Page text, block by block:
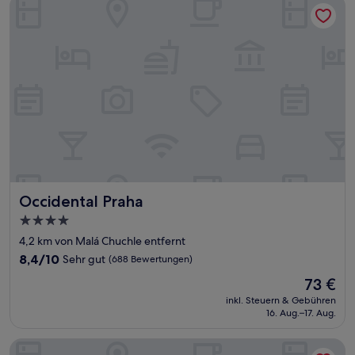
Occidental Praha
Occidental Praha
4.0-
Sterne-
Unterkunft
4,2 km von Malá Chuchle entfernt
8.4
Bewertungen)
8,4/10 Sehr gut (688 Bewertungen)
Der
Preis
beträgt
73 €
inkl. Steuern & Gebühren
16. Aug.–17. Aug.